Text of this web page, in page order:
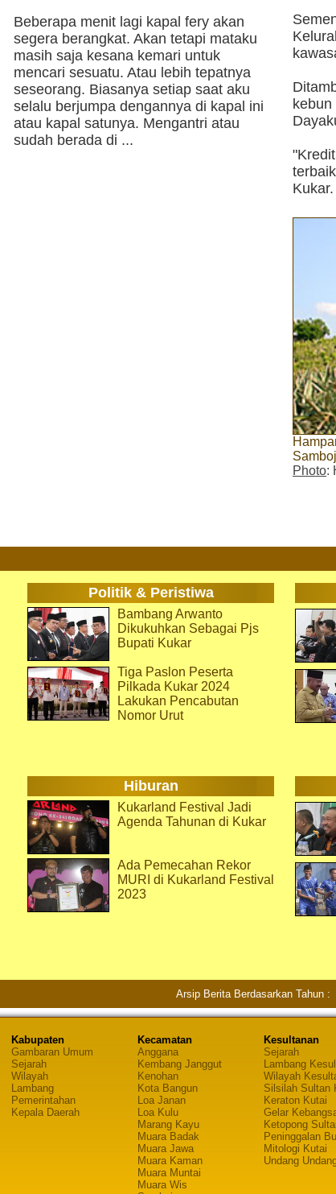
Beberapa menit lagi kapal fery akan
segera berangkat. Akan tetapi mataku
masih saja kesana kemari untuk
mencari sesuatu. Atau lebih tepatnya
seseorang. Biasanya setiap saat aku
selalu berjumpa dengannya di kapal ini
atau kapal satunya. Mengantri atau
sudah berada di ...
Photo:
Politik & Peristiwa
Bambang Arwanto
Dikukuhkan Sebagai Pjs
Bupati Kukar
Tiga Paslon Peserta
Pilkada Kukar 2024
Lakukan Pencabutan
Nomor Urut
Hiburan
Kukarland Festival Jadi
Agenda Tahunan di Kukar
Ada Pemecahan Rekor
MURI di Kukarland Festival
2023
Arsip Berita Berdasarkan Tahun :
Kabupaten
Gambaran Umum
Sejarah
Wilayah
Lambang
Pemerintahan
Kepala Daerah
Kecamatan
Anggana
Kembang Janggut
Kenohan
Kota Bangun
Loa Janan
Loa Kulu
Marang Kayu
Muara Badak
Muara Jawa
Muara Kaman
Muara Muntai
Muara Wis
Kesultanan
Sejarah
Lambang
Wilayah
Silsilah Sultan
Keraton Kutai
Gelar
Ketopong
Peninggalan
Mitologi Kutai
Undang